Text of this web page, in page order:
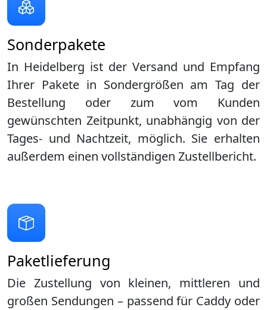
Paketlieferung
Die Zustellung von kleinen, mittleren und
großen Sendungen – passend für Caddy oder
Sonderpakete
In Heidelberg ist der Versand und Empfang
Ihrer Pakete in Sondergrößen am Tag der
Bestellung oder zum vom Kunden
gewünschten Zeitpunkt, unabhängig von der
Tages- und Nachtzeit, möglich. Sie erhalten
außerdem einen vollständigen Zustellbericht.